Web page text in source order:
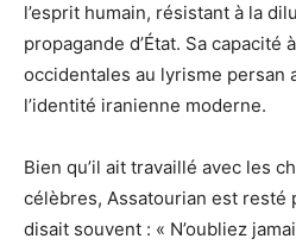
l’esprit humain, résistant à la
propagande d’État. Sa capacité
occidentales au lyrisme persan
l’identité iranienne moderne.
Bien qu’il ait travaillé avec les
célèbres, Assatourian est resté
disait souvent : « N’oubliez